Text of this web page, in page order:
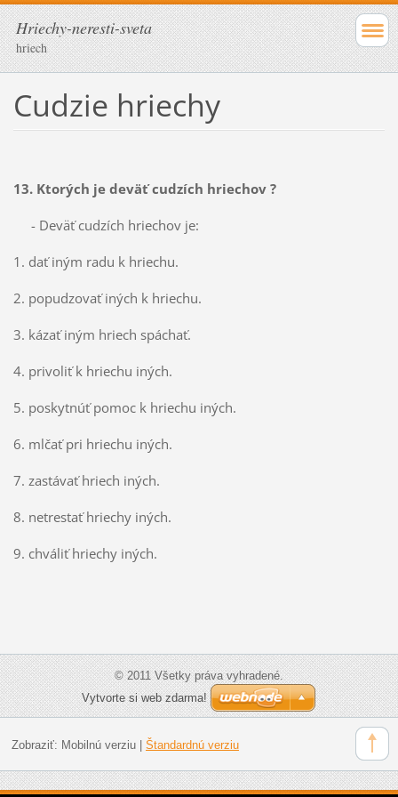
Hriechy-neresti-sveta
hriech
Cudzie hriechy
13. Ktorých je deväť cudzích hriechov ?
- Deväť cudzích hriechov je:
1. dať iným radu k hriechu.
2. popudzovať iných k hriechu.
3. kázať iným hriech spáchať.
4. privoliť k hriechu iných.
5. poskytnúť pomoc k hriechu iných.
6. mlčať pri hriechu iných.
7. zastávať hriech iných.
8. netrestať hriechy iných.
9. chváliť hriechy iných.
© 2011 Všetky práva vyhradené.
Vytvorte si web zdarma!
Zobraziť: Mobilnú verziu| Štandardnú verziu